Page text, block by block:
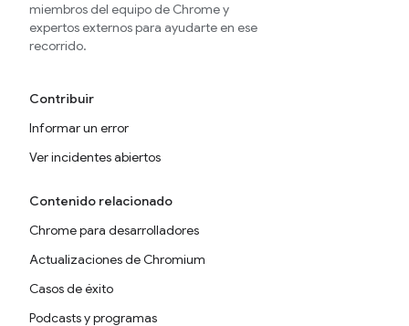
miembros del equipo de Chrome y
expertos externos para ayudarte en ese
recorrido.
Contribuir
Informar un error
Ver incidentes abiertos
Contenido relacionado
Chrome para desarrolladores
Actualizaciones de Chromium
Casos de éxito
Podcasts y programas